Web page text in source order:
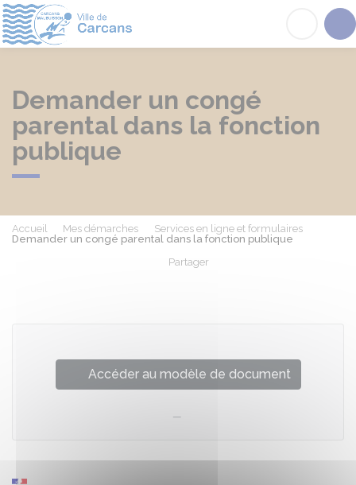
Demander un congé
parental dans la fonction
publique
Accueil Mes démarches
Services en ligne et formulaires
Demander un congé parental dans la fonction publique
Partager
Accéder au modèle de document